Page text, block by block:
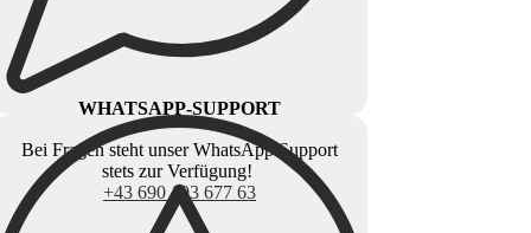
WHATSAPP-SUPPORT
Bei Fragen steht unser WhatsApp Support
stets zur Verfügung!
+43 690 103 677 63